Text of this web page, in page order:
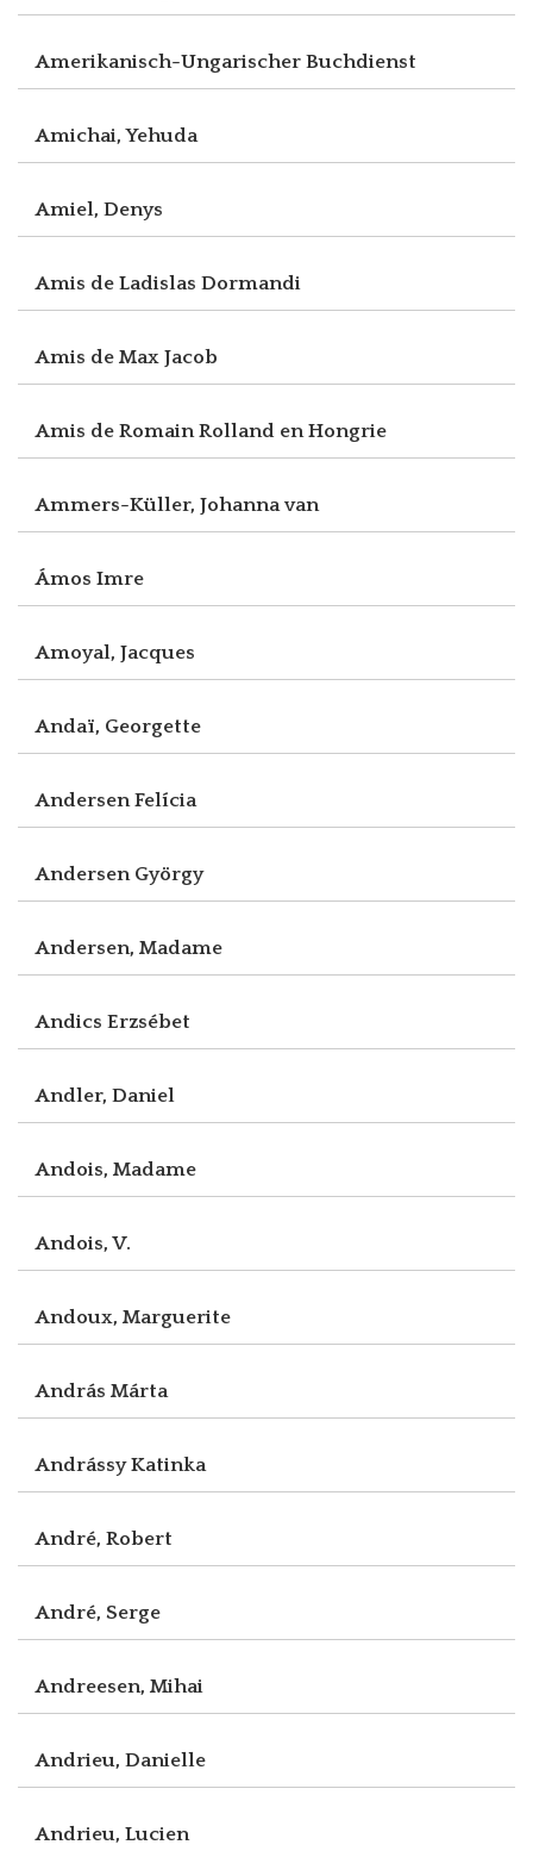
Amerikanisch-Ungarischer Buchdienst
Amichai, Yehuda
Amiel, Denys
Amis de Ladislas Dormandi
Amis de Max Jacob
Amis de Romain Rolland en Hongrie
Ammers-Küller, Johanna van
Ámos Imre
Amoyal, Jacques
Andaï, Georgette
Andersen Felícia
Andersen György
Andersen, Madame
Andics Erzsébet
Andler, Daniel
Andois, Madame
Andois, V.
Andoux, Marguerite
András Márta
Andrássy Katinka
André, Robert
André, Serge
Andreesen, Mihai
Andrieu, Danielle
Andrieu, Lucien